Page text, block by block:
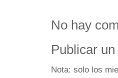
No hay
Publicar
Nota: solo los